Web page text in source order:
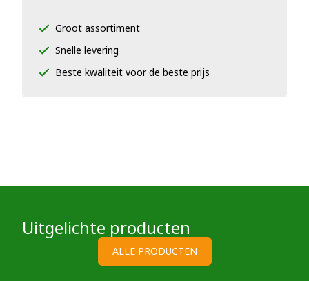
Groot assortiment
Snelle levering
Beste kwaliteit voor de beste prijs
Uitgelichte producten
ALLE PRODUCTEN